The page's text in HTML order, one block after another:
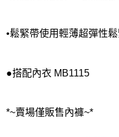
•鬆緊帶使用輕薄超彈性
●搭配內衣 MB1115
*~賣場僅販售內褲~*